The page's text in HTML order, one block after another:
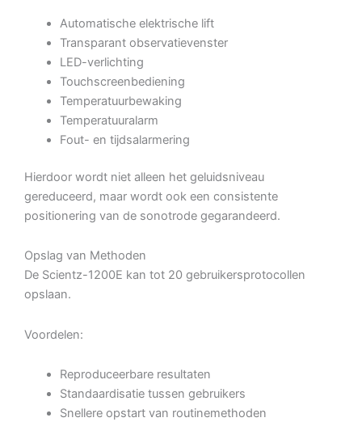
Automatische elektrische lift
Transparant observatievenster
LED-verlichting
Touchscreenbediening
Temperatuurbewaking
Temperatuuralarm
Fout- en tijdsalarmering
Hierdoor wordt niet alleen het geluidsniveau
gereduceerd, maar wordt ook een consistente
positionering van de sonotrode gegarandeerd.
Opslag van Methoden
De Scientz-1200E kan tot 20 gebruikersprotocollen
opslaan.
Voordelen:
Reproduceerbare resultaten
Standaardisatie tussen gebruikers
Snellere opstart van routinemethoden